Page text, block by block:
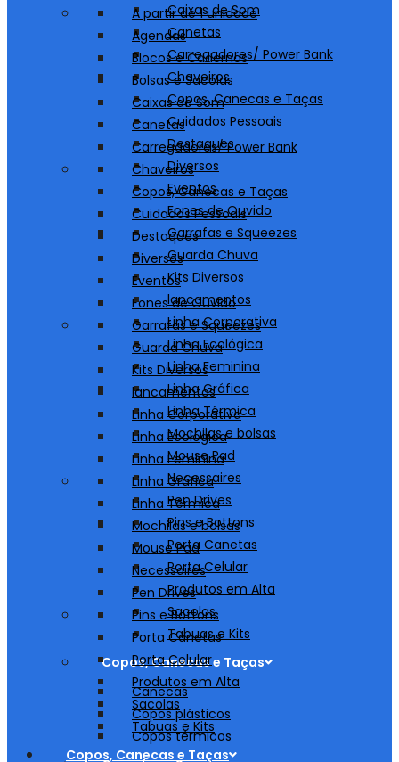
Caixas de Som
Canetas
Carregadores/ Power Bank
Chaveiros
Copos, Canecas e Taças
Cuidados Pessoais
Destaques
Diversos
Eventos
Fones de Ouvido
Garrafas e Squeezes
Guarda Chuva
Kits Diversos
lancamentos
Linha Corporativa
Linha Ecológica
Linha Feminina
Linha Gráfica
Linha Térmica
Mochilas e bolsas
Mouse Pad
Necessaires
Pen Drives
Pins e Bottons
Porta Canetas
Porta Celular
Produtos em Alta
Sacolas
Tabuas e Kits
Copos, Canecas e Taças
Canecas
Copos plásticos
Copos térmicos
A partir de 1 unidade
Agendas
Blocos e Cadernos
Bolsas e Sacolas
Caixas de Som
Canetas
Carregadores/ Power Bank
Chaveiros
Copos, Canecas e Taças
Cuidados Pessoais
Destaques
Diversos
Eventos
Fones de Ouvido
Garrafas e Squeezes
Guarda Chuva
Kits Diversos
lancamentos
Linha Corporativa
Linha Ecológica
Linha Feminina
Linha Gráfica
Linha Térmica
Mochilas e bolsas
Mouse Pad
Necessaires
Pen Drives
Pins e Bottons
Porta Canetas
Porta Celular
Produtos em Alta
Sacolas
Tabuas e Kits
Copos, Canecas e Taças